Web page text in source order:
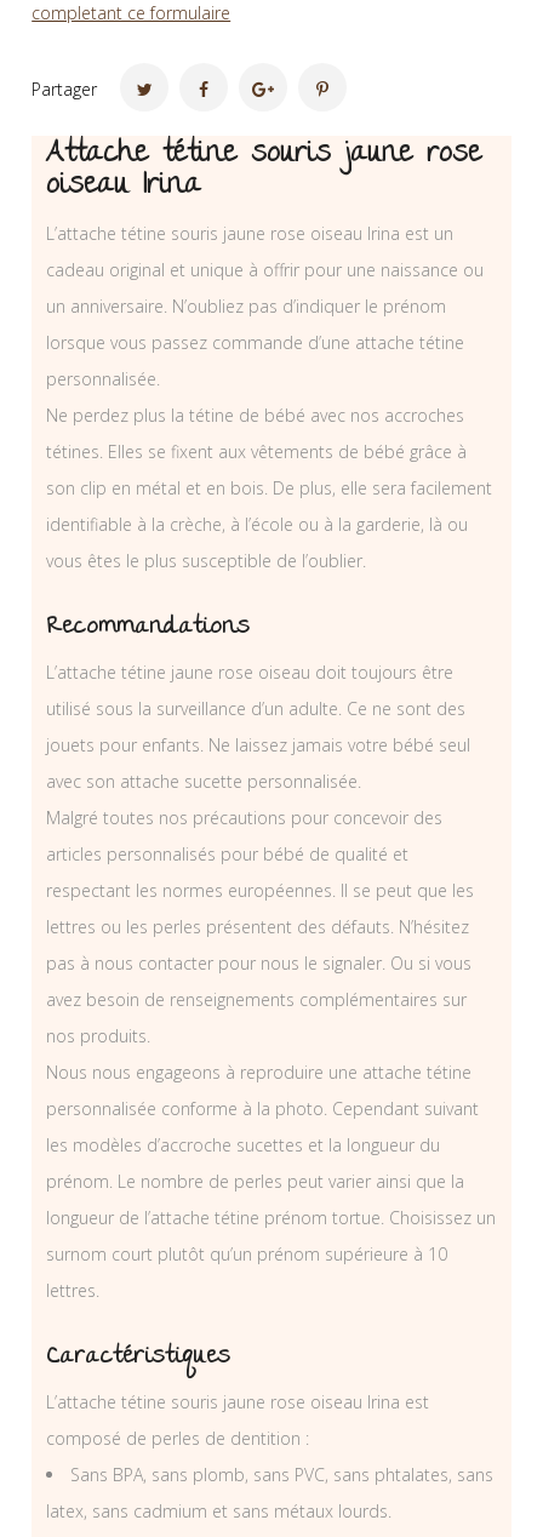
completant ce formulaire
Partager
Attache tétine souris jaune rose
oiseau Irina
L’attache tétine souris jaune rose oiseau Irina est un
cadeau original et unique à offrir pour une naissance ou
un anniversaire. N’oubliez pas d’indiquer le prénom
lorsque vous passez commande d’une attache tétine
personnalisée.
Ne perdez plus la tétine de bébé avec nos accroches
tétines. Elles se fixent aux vêtements de bébé grâce à
son clip en métal et en bois. De plus, elle sera facilement
identifiable à la crèche, à l’école ou à la garderie, là ou
vous êtes le plus susceptible de l’oublier.
Recommandations
L’attache tétine jaune rose oiseau doit toujours être
utilisé sous la surveillance d’un adulte. Ce ne sont des
jouets pour enfants. Ne laissez jamais votre bébé seul
avec son attache sucette personnalisée.
Malgré toutes nos précautions pour concevoir des
articles personnalisés pour bébé de qualité et
respectant les normes européennes. Il se peut que les
lettres ou les perles présentent des défauts. N’hésitez
pas à nous contacter pour nous le signaler. Ou si vous
avez besoin de renseignements complémentaires sur
nos produits.
Nous nous engageons à reproduire une attache tétine
personnalisée conforme à la photo. Cependant suivant
les modèles d’accroche sucettes et la longueur du
prénom. Le nombre de perles peut varier ainsi que la
longueur de l’attache tétine prénom tortue. Choisissez un
surnom court plutôt qu’un prénom supérieure à 10
lettres.
Caractéristiques
L’attache tétine souris jaune rose oiseau Irina est
composé de perles de dentition :
Sans BPA, sans plomb, sans PVC, sans phtalates, sans
latex, sans cadmium et sans métaux lourds.